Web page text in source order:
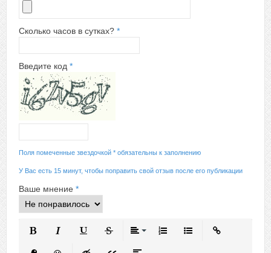
Сколько часов в сутках? *
Введите код *
Поля помеченные звездочкой * обязательны к заполнению
У Вас есть 15 минут, чтобы поправить свой отзыв после его публикации
Ваше мнение *
Маркированный
Вставить